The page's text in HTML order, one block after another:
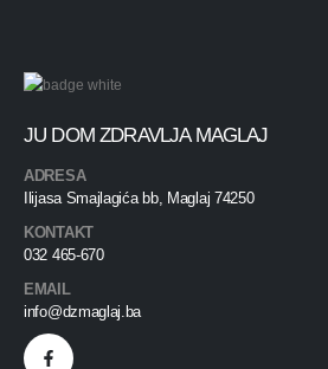
JU DOM ZDRAVLJA MAGLAJ
ADRESA
Ilijasa Smajlagića bb, Maglaj 74250
KONTAKT
032 465-670
EMAIL
info@dzmaglaj.ba